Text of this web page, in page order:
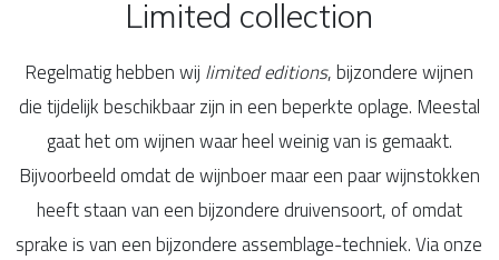
Limited collection
Regelmatig hebben wij limited editions, bijzondere wijnen
die tijdelijk beschikbaar zijn in een beperkte oplage. Meestal
gaat het om wijnen waar heel weinig van is gemaakt.
Bijvoorbeeld omdat de wijnboer maar een paar wijnstokken
heeft staan van een bijzondere druivensoort, of omdat
sprake is van een bijzondere assemblage-techniek. Via onze